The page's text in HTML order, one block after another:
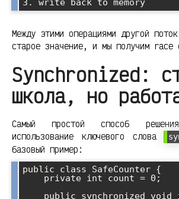
Между этими операциями другой
старое значение, и мы получим
Synchronized:
школа, но
Самый простой способ
использование ключевого слова
базовый пример:
public class SafeCounter {